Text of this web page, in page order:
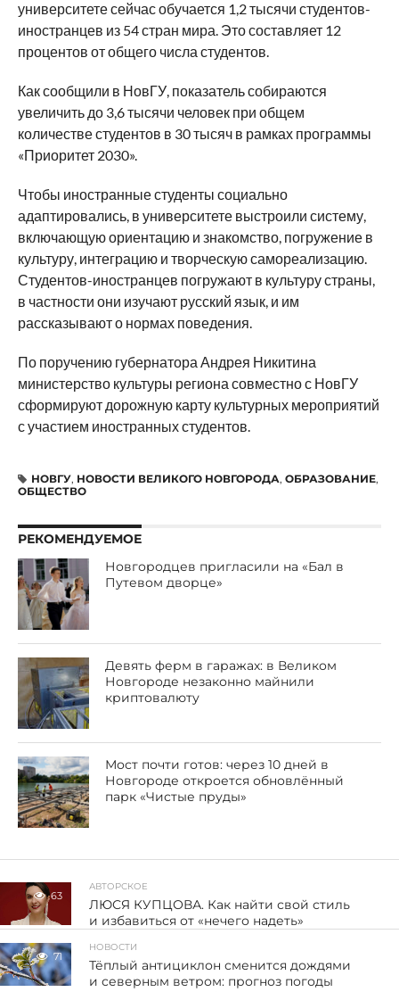
университете сейчас обучается 1,2 тысячи студентов-
иностранцев из 54 стран мира. Это составляет 12
процентов от общего числа студентов.
Как сообщили в НовГУ, показатель собираются
увеличить до 3,6 тысячи человек при общем
количестве студентов в 30 тысяч в рамках программы
«Приоритет 2030».
Чтобы иностранные студенты социально
адаптировались, в университете выстроили систему,
включающую ориентацию и знакомство, погружение в
культуру, интеграцию и творческую самореализацию.
Студентов-иностранцев погружают в культуру страны,
в частности они изучают русский язык, и им
рассказывают о нормах поведения.
По поручению губернатора Андрея Никитина
министерство культуры региона совместно с НовГУ
сформируют дорожную карту культурных мероприятий
с участием иностранных студентов.
НОВГУ, НОВОСТИ ВЕЛИКОГО НОВГОРОДА, ОБРАЗОВАНИЕ,
ОБЩЕСТВО
РЕКОМЕНДУЕМОЕ
Новгородцев пригласили на «Бал в
Путевом дворце»
Девять ферм в гаражах: в Великом
Новгороде незаконно майнили
криптовалюту
Мост почти готов: через 10 дней в
Новгороде откроется обновлённый
парк «Чистые пруды»
63
АВТОРСКОЕ
ЛЮСЯ КУПЦОВА. Как найти свой стиль
и избавиться от «нечего надеть»
71
НОВОСТИ
Тёплый антициклон сменится дождями
и северным ветром: прогноз погоды